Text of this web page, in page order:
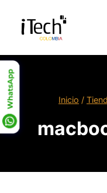
contenido
Inicio /